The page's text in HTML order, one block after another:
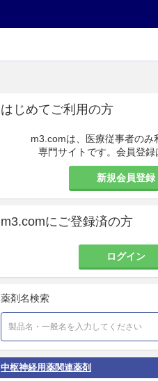
はじめてご利用の方
m3.comは、医療従事者のみ
専門サイトです。会員登録
新規会員登録
m3.comにご登録済の方
ログイン
薬剤名検索
中枢神経用薬関連薬剤